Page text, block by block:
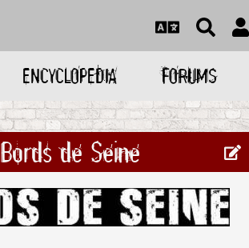
ENCYCLOPEDIA FORUMS
Bords de Seine